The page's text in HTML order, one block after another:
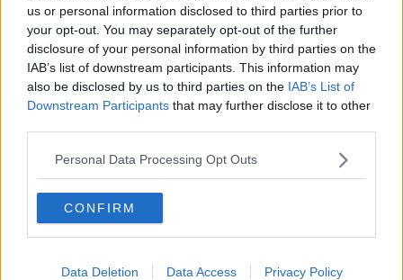
us or personal information disclosed to third parties prior to
your opt-out. You may separately opt-out of the further
disclosure of your personal information by third parties on the
IAB’s list of downstream participants. This information may
also be disclosed by us to third parties on the IAB’s List of
Downstream Participants that may further disclose it to other
Personal Data Processing Opt Outs
CONFIRM
Data Deletion Data Access Privacy Policy
Festa della Repubblica e onorificenze in Toscana
Il presidente Ast Cavaliere al merito della
Repubblica
Agli Eco Incontri la parola a Beppe Severgnini
Ufficiali e Cavalieri, 5 toscani insigniti da
Superstite dell'eccidio, Vittoria Tognozzi sarà
commendatore
Due toscani diventano Cavalieri al Merito